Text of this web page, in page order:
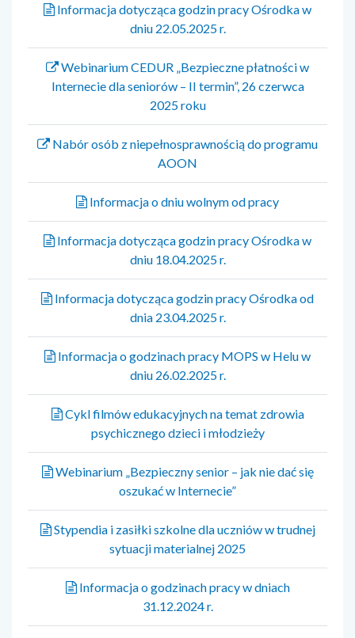
Informacja dotycząca godzin pracy Ośrodka w
dniu 22.05.2025 r.
Webinarium CEDUR „Bezpieczne płatności w
Internecie dla seniorów – II termin”, 26 czerwca
2025 roku
Nabór osób z niepełnosprawnością do programu
AOON
Informacja o dniu wolnym od pracy
Informacja dotycząca godzin pracy Ośrodka w
dniu 18.04.2025 r.
Informacja dotycząca godzin pracy Ośrodka od
dnia 23.04.2025 r.
Informacja o godzinach pracy MOPS w Helu w
dniu 26.02.2025 r.
Cykl filmów edukacyjnych na temat zdrowia
psychicznego dzieci i młodzieży
Webinarium „Bezpieczny senior – jak nie dać się
oszukać w Internecie”
Stypendia i zasiłki szkolne dla uczniów w trudnej
sytuacji materialnej 2025
Informacja o godzinach pracy w dniach
31.12.2024 r.